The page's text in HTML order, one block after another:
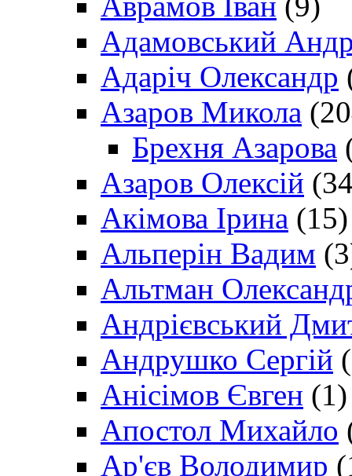
Адамовський
Адаріч Олександр
Азаров Микола
Брехня Азарова
Азаров Олексій
Акімова Ірина (15)
Альперін Вадим
Альтман
Андрієвський
Андрушко Сергій
Анісімов Євген (1)
Апостол Михайло
Ар'єв Володимир